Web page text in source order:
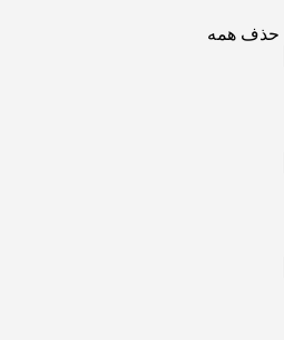
حذف همه